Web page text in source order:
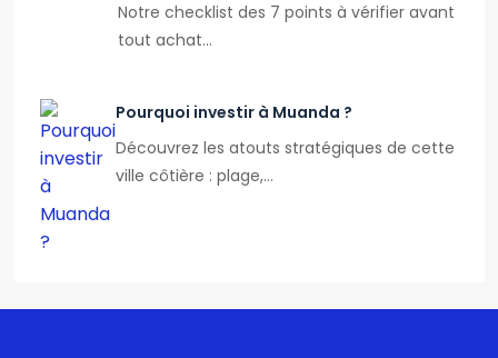
Notre checklist des 7 points à vérifier avant
tout achat…
Pourquoi investir à Muanda ?
Découvrez les atouts stratégiques de cette
ville côtière : plage,…